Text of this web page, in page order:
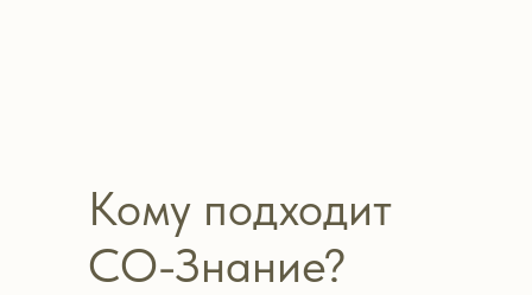
Кому подходит
СО-Знание?